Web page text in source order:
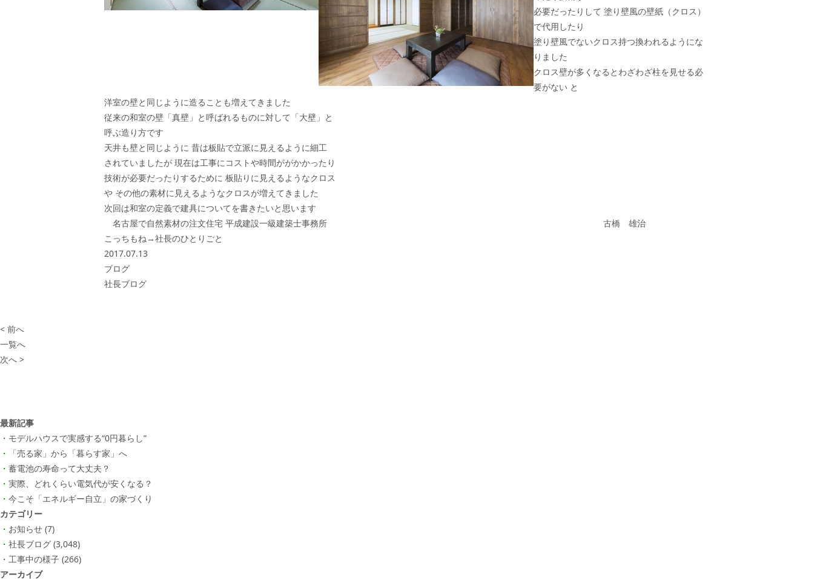
必要だったりして 塗り壁風の壁紙（クロス）
で代用したり
塗り壁風でないクロス持つ換われるようにな
りました
クロス壁が多くなるとわざわざ柱を見せる必
要がない と
洋室の壁と同じように造ることも増えてきました
従来の和室の壁「真壁」と呼ばれるものに対して「大壁」と
呼ぶ造り方です
天井も壁と同じように 昔は板貼で立派に見えるように細工
されていましたが 現在は工事にコストや時間ががかかったり
技術が必要だったりするために 板貼りに見えるようなクロス
や その他の素材に見えるようなクロスが増えてきました
次回は和室の定義で建具についてを書きたいと思います
名古屋で自然素材の注文住宅 平成建設一級建築士事務所 古橋 雄治
こっちもね→社長のひとりごと
2017.07.13
ブログ
社長ブログ
< 前へ
一覧へ
次へ >
最新記事
モデルハウスで実感する“0円暮らし”
「売る家」から「暮らす家」へ
蓄電池の寿命って大丈夫？
実際、どれくらい電気代が安くなる？
今こそ「エネルギー自立」の家づくり
カテゴリー
お知らせ (7)
社長ブログ (3,048)
工事中の様子 (266)
アーカイブ